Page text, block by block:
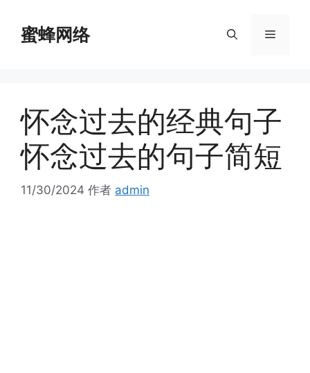
蜜蜂网络 菜
怀念过去的经典句子
怀念过去的句子简短
11/30/2024 作者 admin